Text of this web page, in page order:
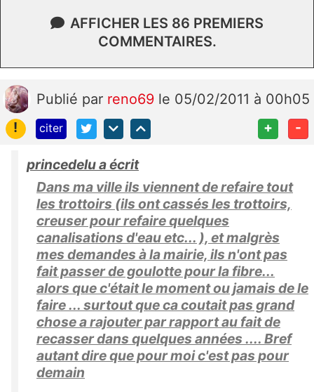
AFFICHER LES 86 PREMIERS
COMMENTAIRES.
Publié par reno69 le 05/02/2011 à 00h05
!
citer + -
princedelu a écrit
Dans ma ville ils viennent de refaire tout
les trottoirs (ils ont cassés les trottoirs,
creuser pour refaire quelques
canalisations d'eau etc... ), et malgrès
mes demandes à la mairie, ils n'ont pas
fait passer de goulotte pour la fibre...
alors que c'était le moment ou jamais de le
faire ... surtout que ca coutait pas grand
chose a rajouter par rapport au fait de
recasser dans quelques années .... Bref
autant dire que pour moi c'est pas pour
demain